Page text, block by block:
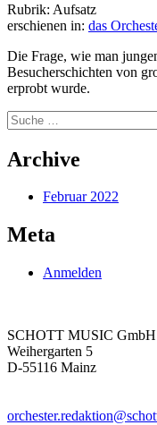
Rubrik: Aufsatz
erschienen in: das
Die Frage, wie man
Besucherschichten von
erprobt wurde.
Suche
nach:
Archive
Februar 2022
Meta
Anmelden
SCHOTT MUSIC
Weihergarten 5
D-55116 Mainz